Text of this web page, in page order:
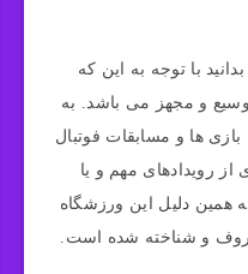
با توجه به این که
وسیع و مجهز می‌ باشد. به
ها و مسابقات فوتبال
رویدادهای مهم و یا
دلیل این ورزشگاه
و شناخته شده است.